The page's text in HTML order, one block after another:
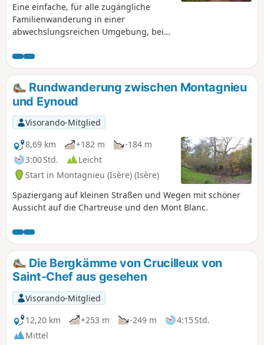
Eine einfache, für alle zugängliche
Familienwanderung in einer
abwechslungsreichen Umgebung, bei
Landschaften in der Nähe von Saint-
André-le Gaz entdecken können.
Rundwanderung zwischen Montagnieu
und Eynoud
Visorando-Mitglied
8,69 km
+182 m
-184 m
3:00 Std.
Leicht
Start in Montagnieu (Isère) (Isère)
Spaziergang auf kleinen Straßen und Wegen mit schöner
Aussicht auf die Chartreuse und den Mont Blanc.
Die Bergkämme von Crucilleux von
Saint-Chef aus gesehen
Visorando-Mitglied
12,20 km
+253 m -249 m
4:15 Std.
Mittel